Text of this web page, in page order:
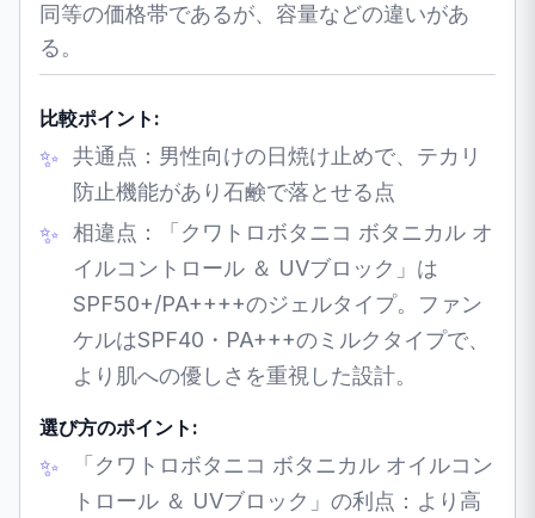
同等の価格帯であるが、容量などの違いがあ
る。
比較ポイント:
共通点：男性向けの日焼け止めで、テカリ
防止機能があり石鹸で落とせる点
相違点：「クワトロボタニコ ボタニカル オ
イルコントロール ＆ UVブロック」は
SPF50+/PA++++のジェルタイプ。ファン
ケルはSPF40・PA+++のミルクタイプで、
より肌への優しさを重視した設計。
選び方のポイント:
「クワトロボタニコ ボタニカル オイルコン
トロール ＆ UVブロック」の利点：より高